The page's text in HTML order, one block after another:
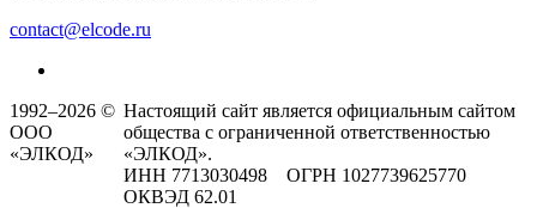
contact@elcode.ru
1992–2026 ©
ООО
«ЭЛКОД»
Настоящий сайт является официальным сайтом
общества с ограниченной ответственностью
«ЭЛКОД».
ИНН 7713030498 ОГРН 1027739625770
ОКВЭД 62.01